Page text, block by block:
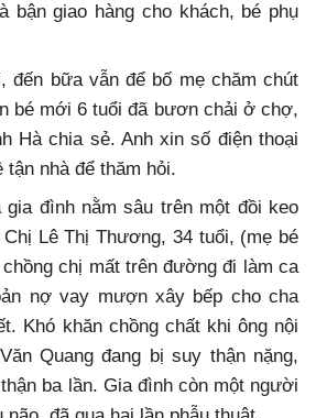
bận giao hàng cho khách, bé phụ
đến bữa vẫn để bố mẹ chăm chút
bé mới 6 tuổi đã bươn chải ở chợ,
Hà chia sẻ. Anh xin số điện thoại
nhà để thăm hỏi.
gia đình nằm sâu trên một đồi keo
Lê Thị Thương, 34 tuổi, (mẹ bé
chồng chị mất trên đường đi làm ca
nợ vay mượn xây bếp cho cha
Khó khăn chồng chất khi ông nội
Quang đang bị suy thận nặng,
ba lần. Gia đình còn một người